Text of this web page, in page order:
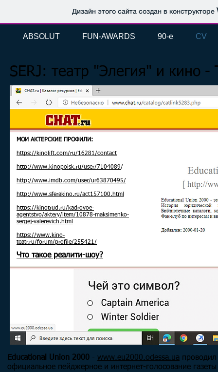
Дизайн этого сайта создан в конструкторе
ABSOLUT FUN-AWARDS 90-e CV
SERJ: театр "Элегия" и кино
МОИ АКТЕРСКИЕ ПРОФИЛИ:
https://kinolift.com/ru/16281/contact
http://www.kinopoisk.ru/user/7104089/
http://www.imdb.com/user/ur63870495/
http://www.sferakino.ru/act157100.html
https://kinotrud.ru/kadrovoe-
agentstvo/aktery/item/10878-maksimenko-
sergej-valerevich.html
https://www.kino-
teatr.ru/forum/profile/255421/
Что такое реалити-шоу?
Educational Union 2000 - www.eu2000.odessa.ua проводил
официальное пейджерное и интернет-голосование